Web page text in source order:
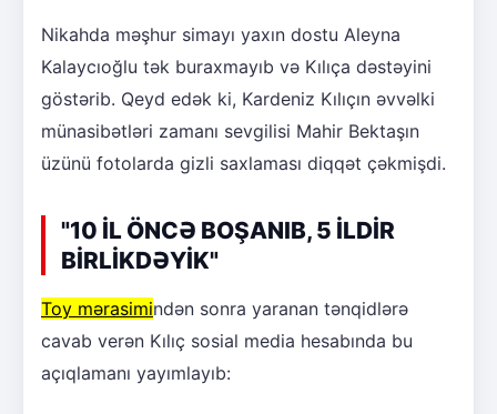
Nikahda məşhur simayı yaxın dostu Aleyna
Kalaycıoğlu tək buraxmayıb və Kılıça dəstəyini
göstərib. Qeyd edək ki, Kardeniz Kılıçın əvvəlki
münasibətləri zamanı sevgilisi Mahir Bektaşın
üzünü fotolarda gizli saxlaması diqqət çəkmişdi.
"10 İL ÖNCƏ BOŞANIB, 5 İLDİR
BİRLİKDƏYİK"
Toy mərasimindən sonra yaranan tənqidlərə
cavab verən Kılıç sosial media hesabında bu
açıqlamanı yayımlayıb: